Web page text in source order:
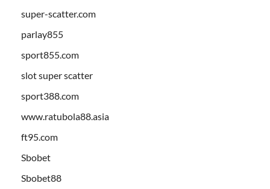
super-scatter.com
parlay855
sport855.com
slot super scatter
sport388.com
www.ratubola88.asia
ft95.com
Sbobet
Sbobet88